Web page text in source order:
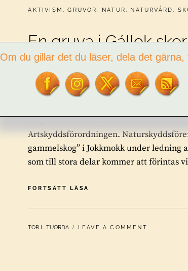
CATEGORIES:
AKTIVISM ,GRUVOR , NATUR , NATURVÅRD ,
En gruva i Gállok
habitatdirektiv,
Artskyddsförordningen
En gruva i Gállok sker i strid mot EU:s
Artskyddsförordningen.
gammelskog” i Jokkmokk under ledning
som till stora delar kommer att förintas
FORTSÄTT LÄSA
I
SKER
BY
TOR L. TUORDA LEAVE A COMMENT
Om du gillar det du läser, dela det gärna,